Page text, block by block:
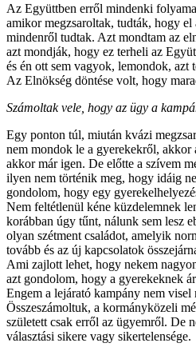
Az Együttben erről mindenki
amikor megzsaroltak, tudták, hogy
mindenről tudtak. Azt mondtam az
azt mondják, hogy ez terheli az
és én ott sem vagyok, lemondok, azt
Az Elnökség döntése volt, hogy
Számoltak vele, hogy az ügy a
Egy ponton túl, miután kvázi
nem mondok le a gyerekekről,
akkor már igen. De előtte a szívem
ilyen nem történik meg, hogy idáig
gondolom, hogy egy
Nem feltétlenül kéne küzdelemnek
korábban úgy tűnt, nálunk sem lesz
olyan szétment családot, amelyik
tovább és az új kapcsolatok
Ami zajlott lehet, hogy nekem
azt gondolom, hogy a gyerekeknek
Engem a lejárató kampány nem visel
Összeszámoltuk, a kormányközeli
született csak erről az ügyemről. De
választási sikere vagy sikertelensége.